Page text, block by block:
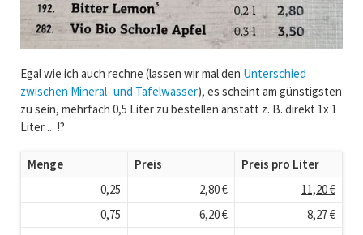
Egal wie ich auch rechne (lassen wir mal den Unterschied
zwischen Mineral- und Tafelwasser), es scheint am günstigsten
zu sein, mehrfach 0,5 Liter zu bestellen anstatt z. B. direkt 1x 1
Liter ... !?
Menge Preis
Preis pro Liter
0,25
2,80 €
11,20 €
0,75
6,20 €
8,27 €